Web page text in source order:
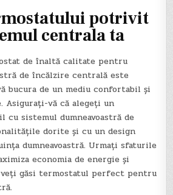
potrivit
centrala ta
de înaltă calitate pentru
de încălzire centrală este
bucura de un mediu confortabil și
Asigurați-vă că alegeți un
cu sistemul dumneavoastră de
dorite și cu un design
dumneavoastră. Urmați sfaturile
economia de energie și
găsi termostatul perfect pentru